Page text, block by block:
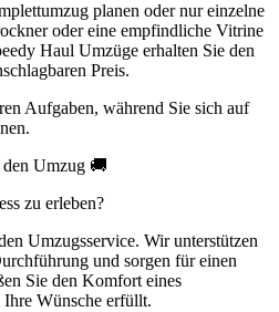
planen oder nur einzelne
oder eine empfindliche Vitrine
Haul Umzüge erhalten Sie den
Preis.
Aufgaben, während Sie sich auf
Umzug 🚚
zu erleben?
Umzugsservice. Wir unterstützen
und sorgen für einen
Sie den Komfort eines
Ihre Wünsche erfüllt.